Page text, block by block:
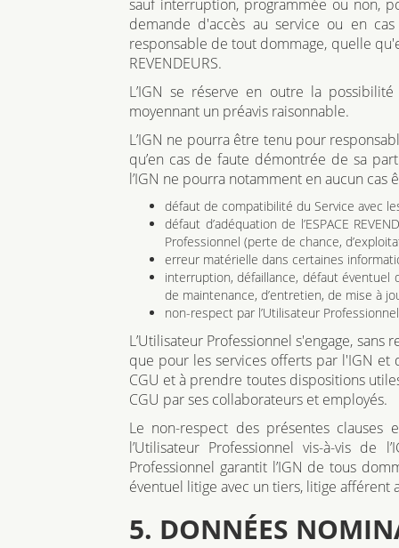
sauf interruption, programmée ou non,
demande d'accès au service ou en
responsable de tout dommage, quelle
REVENDEURS.
L’IGN se réserve en outre la
moyennant un préavis raisonnable.
L’IGN ne pourra être tenu pour
qu’en cas de faute démontrée de sa
l’IGN ne pourra notamment en aucun cas
défaut de compatibilité du Service avec
défaut d’adéquation de l’ESPACE
Professionnel (perte de chance,
erreur matérielle dans certaines
interruption, défaillance, défaut éventuel
de maintenance, d’entretien, de mise à
non-respect par l’Utilisateur
L’Utilisateur Professionnel s'engage, sans
que pour les services offerts par l'IGN et
CGU et à prendre toutes dispositions
CGU par ses collaborateurs et employés.
Le non-respect des présentes clauses
l’Utilisateur Professionnel vis-à-vis de
Professionnel garantit l’IGN de tous
éventuel litige avec un tiers, litige
5. DONNÉES